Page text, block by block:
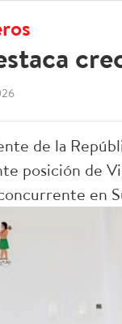
de la
posición de
en